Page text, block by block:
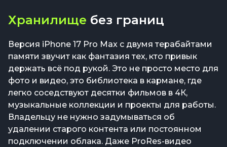
Хранилище без границ
Версия iPhone 17 Pro Max с двумя терабайтами
памяти звучит как фантазия тех, кто привык
держать всё под рукой. Это не просто место для
фото и видео, это библиотека в кармане, где
легко соседствуют десятки фильмов в 4К,
музыкальные коллекции и проекты для работы.
Владельцу не нужно задумываться об
удалении старого контента или постоянном
подключении облака. Даже ProRes-видео